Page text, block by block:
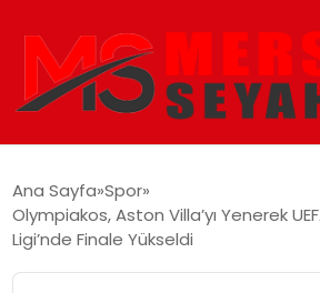
EKONOMI
Ana Sayfa Spor
Olympiakos, Aston Villa’yı Yenerek
Ligi’nde Finale Yükseldi